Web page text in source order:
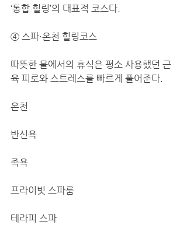
‘통합 힐링’의 대표적 코스다.
④ 스파·온천 힐링코스
따뜻한 물에서의 휴식은 평소 사용했던 근
육 피로와 스트레스를 빠르게 풀어준다.
온천
반신욕
족욕
프라이빗 스파룸
테라피 스파